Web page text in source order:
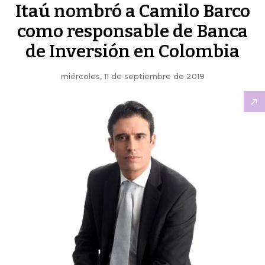
Itaú nombró a Camilo Barco
como responsable de Banca
de Inversión en Colombia
miércoles, 11 de septiembre de 2019